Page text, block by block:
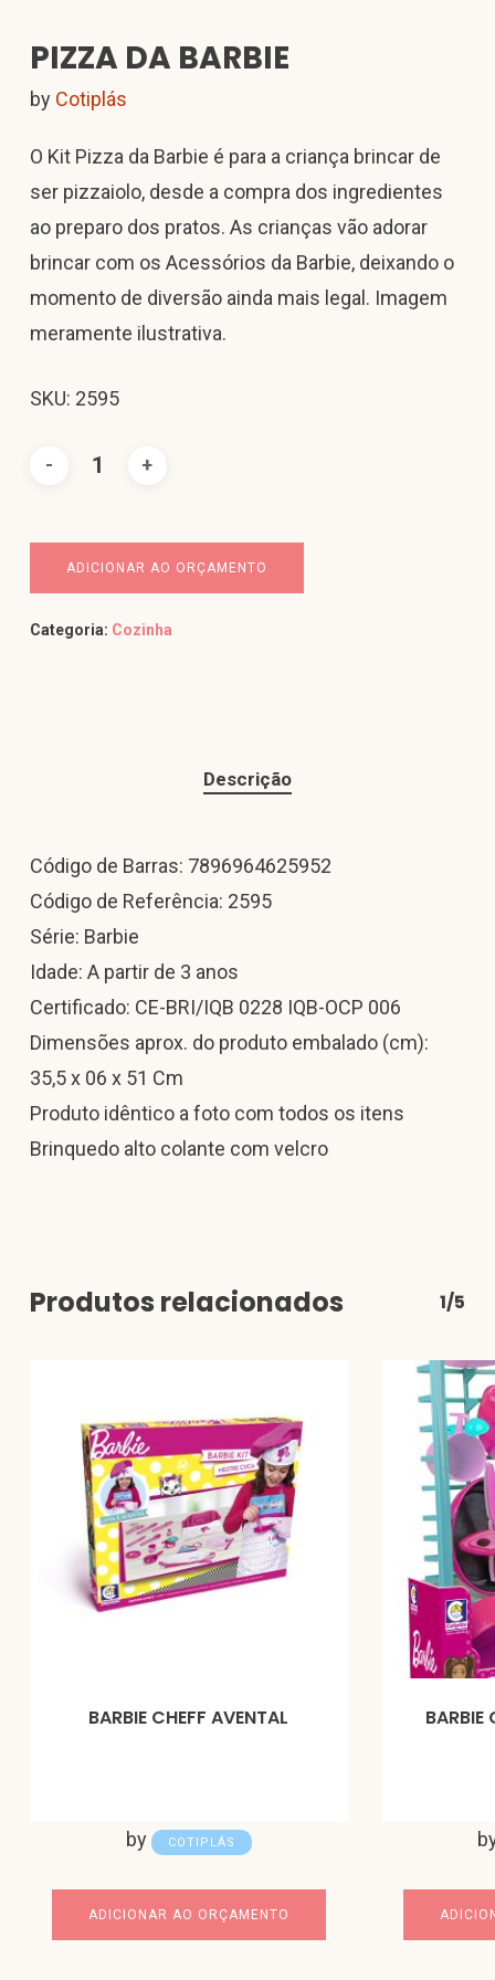
PIZZA DA BARBIE
by Cotiplás
O Kit Pizza da Barbie é para a criança brincar de
ser pizzaiolo, desde a compra dos ingredientes
ao preparo dos pratos. As crianças vão adorar
brincar com os Acessórios da Barbie, deixando o
momento de diversão ainda mais legal. Imagem
meramente ilustrativa.
SKU: 2595
ADICIONAR AO ORÇAMENTO
Categoria: Cozinha
Descrição
Código de Barras: 7896964625952
Código de Referência: 2595
Série: Barbie
Idade: A partir de 3 anos
Certificado: CE-BRI/IQB 0228 IQB-OCP 006
Dimensões aprox. do produto embalado (cm):
35,5 x 06 x 51 Cm
Produto idêntico a foto com todos os itens
Brinquedo alto colante com velcro
Produtos relacionados 1/5
BARBIE CHEFF AVENTAL
by COTIPLÁS
ADICIONAR AO ORÇAMENTO
BARBIE